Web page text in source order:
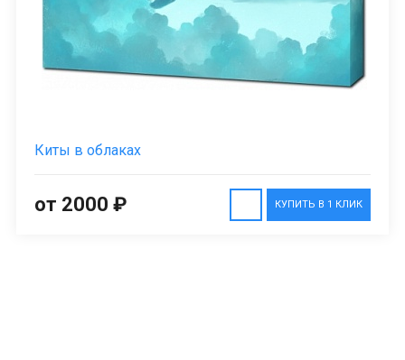
Киты в облаках
КУПИТЬ В 1 КЛИК
от 2000 ₽